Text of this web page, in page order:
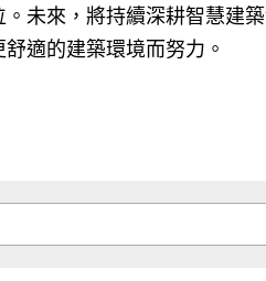
未來，將持續深耕智慧建
適的建築環境而努力。